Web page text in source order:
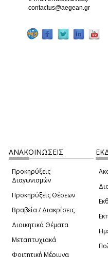
contactus@aegean.gr (link
ΑΝΑΚΟΙΝΩΣΕΙΣ
Προκηρύξεις
Διαγωνισμών
Προκηρύξεις Θέσεων
Βραβεία / Διακρίσεις
Διοικητικά Θέματα
Μεταπτυχιακά
Φοιτητική Μέριμνα